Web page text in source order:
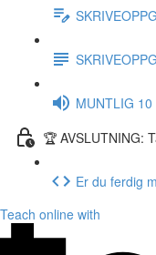
MUNTLIG 10
🏆 AVSLUTNING:
Er du ferdig
Teach online with